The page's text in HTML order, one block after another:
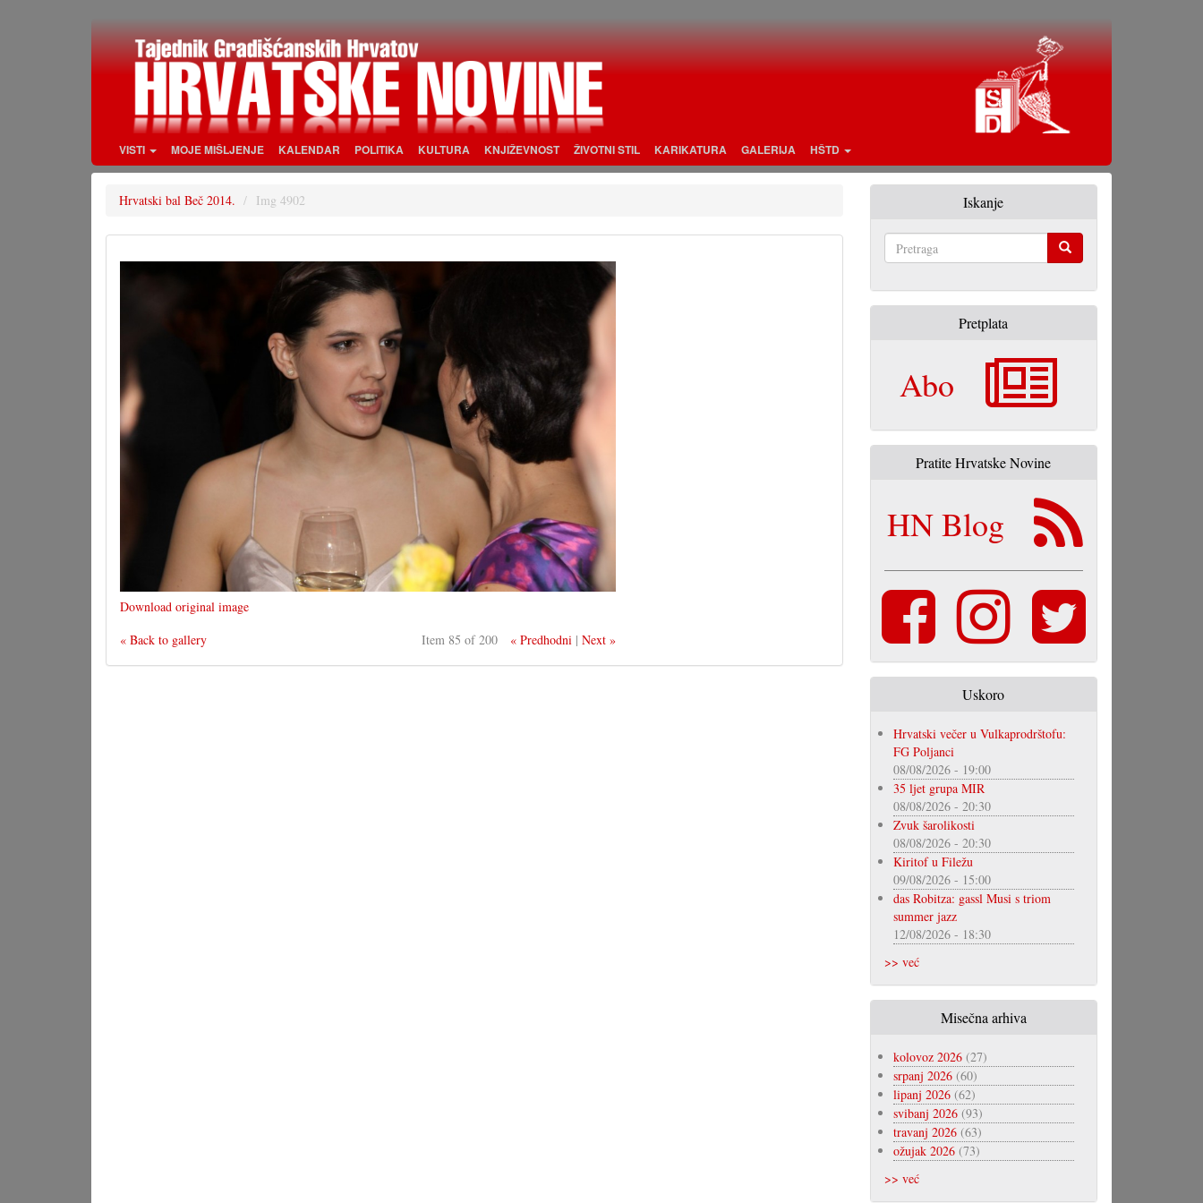
VISTI MOJE MIŠLJENJE KALENDAR POLITIKA KULTURA KNJIŽEVNOST ŽIVOTNI STIL KARIKATURA GALERIJA HŠTD
Hrvatski bal Beč 2014. Img 4902
Download original image
« Back to gallery
Item 85 of 200 « Predhodni |Next »
Iskanje
Pretplata
Abo
Pratite Hrvatske Novine
HN Blog
Uskoro
Hrvatski večer u Vulkaprodrštofu:
FG Poljanci
08/08/2026 - 19:00
35 ljet grupa MIR
08/08/2026 - 20:30
Zvuk šarolikosti
08/08/2026 - 20:30
Kiritof u Filežu
09/08/2026 - 15:00
das Robitza: gassl Musi s triom
summer jazz
12/08/2026 - 18:30
>> već
Misečna arhiva
kolovoz 2026(27)
srpanj 2026(60)
lipanj 2026(62)
svibanj 2026(93)
travanj 2026(63)
ožujak 2026(73)
>> već